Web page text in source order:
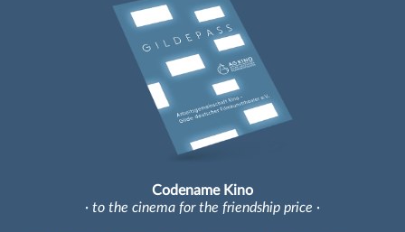
Codename Kino
· to the cinema for the friendship price ·